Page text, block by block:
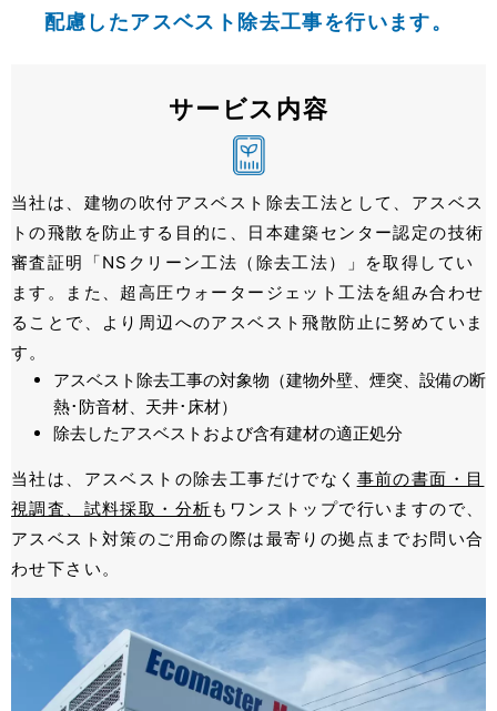
配慮したアスベスト除去工事を行います。
サービス内容
当社は、建物の吹付アスベスト除去工法として、アスベス
トの⾶散を防⽌する目的に、⽇本建築センター認定の技術
審査証明「NSクリーン⼯法（除去⼯法）」を取得してい
ます。また、超⾼圧ウォータージェット⼯法を組み合わせ
ることで、より周辺へのアスベスト飛散防止に努めていま
す。
アスベスト除去工事の対象物（建物外壁、煙突、設備の断
熱･防音材、天井･床材）
除去したアスベストおよび含有建材の適正処分
当社は、アスベストの除去工事だけでなく 事前の書面・目
視調査、試料採取・分析もワンストップで行いますので、
アスベスト対策のご⽤命の際は最寄りの拠点までお問い合
わせ下さい。